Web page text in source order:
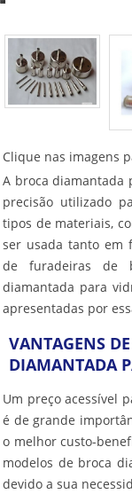
Clique nas imagens
A broca diamantada
precisão utilizado
tipos de materiais,
ser usada tanto em
de furadeiras de
diamantada para
apresentadas por
VANTAGENS
DIAMANTADA
Um preço acessível
é de grande
o melhor custo-
modelos de broca
devido a sua